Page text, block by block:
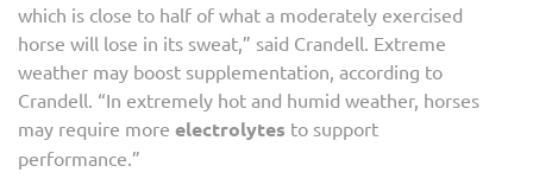
which is close to half of what a moderately exercised
horse will lose in its sweat,” said Crandell. Extreme
weather may boost supplementation, according to
Crandell. “In extremely hot and humid weather, horses
may require more electrolytes to support
performance.”